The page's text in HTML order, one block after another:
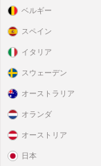
Benlamari
価しました
Benlamariさんが
評価しました
Benlamari
評価しました
ベルギー
スペイン
イタリア
スウェーデン
オーストラリア
オランダ
オーストリア
日本